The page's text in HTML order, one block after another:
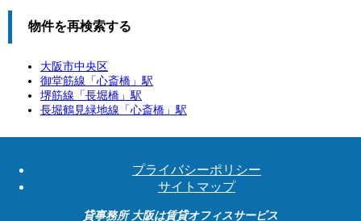
物件を再検索する
大阪市中央区
御堂筋線「 心斎橋 」駅
堺筋線「 長堀橋 」駅
長堀鶴見緑地線「 心斎橋 」駅
プライバシーポリシー
サイトマップ
貸事務所 大阪は賃貸オフィスサービス